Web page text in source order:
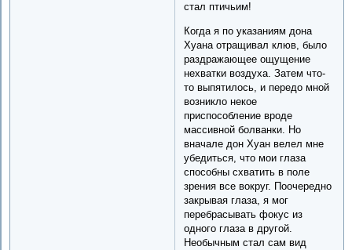
стал птичьим!
Когда я по указаниям дона
Хуана отращивал клюв, было
раздражающее ощущение
нехватки воздуха. Затем что-
то выпятилось, и передо мной
возникло некое
приспособление вроде
массивной болванки. Но
вначале дон Хуан велел мне
убедиться, что мои глаза
способны схватить в поле
зрения все вокруг. Поочередно
закрывая глаза, я мог
перебрасывать фокус из
одного глаза в другой.
Необычным стал сам вид